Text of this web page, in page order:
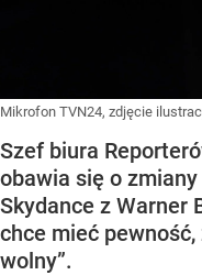
Mikrofon TVN24, zdjęcie
Szef biura
obawia się o
Skydance z Warner
chce mieć pewność,
wolny”.